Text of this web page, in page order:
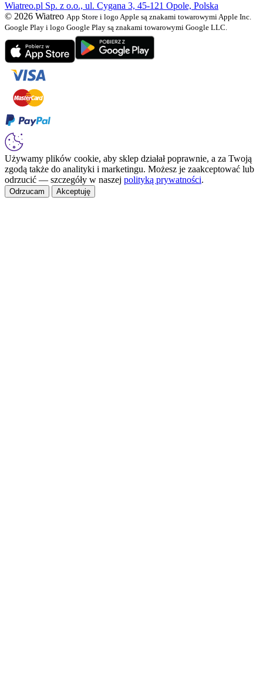
Wiatreo.pl Sp. z o.o., ul. Cygana 3, 45-121 Opole, Polska
© 2026 Wiatreo App Store i logo Apple są znakami towarowymi Apple Inc.
Google Play i logo Google Play są znakami towarowymi Google LLC.
Używamy plików cookie, aby sklep działał poprawnie, a za Twoją
zgodą także do analityki i marketingu. Możesz je zaakceptować lub
odrzucić — szczegóły w naszej polityką prywatności.
Odrzucam Akceptuję